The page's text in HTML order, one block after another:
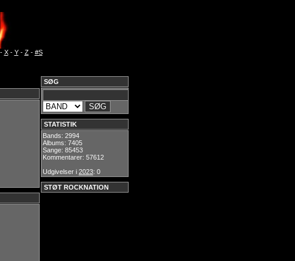
X- Y- Z- #S
SØG
STATISTIK
Bands: 2994
Albums: 7405
Sange: 85453
Kommentarer: 57612
Udgivelser i 2023: 0
STØT ROCKNATION